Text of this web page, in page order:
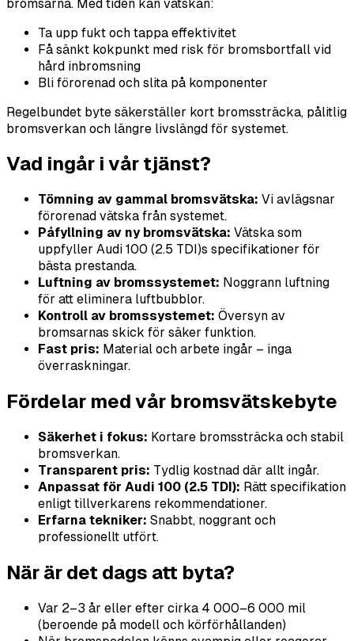
bromsarna. Med tiden kan vätskan:
Ta upp fukt och tappa effektivitet
Få sänkt kokpunkt med risk för bromsbortfall vid
hård inbromsning
Bli förorenad och slita på komponenter
Regelbundet byte säkerställer kort bromssträcka, pålitlig
bromsverkan och längre livslängd för systemet.
Vad ingår i vår tjänst?
Tömning av gammal bromsvätska: Vi avlägsnar
förorenad vätska från systemet.
Påfyllning av ny bromsvätska: Vätska som
uppfyller Audi 100 (2.5 TDI)s specifikationer för
bästa prestanda.
Luftning av bromssystemet: Noggrann luftning
för att eliminera luftbubblor.
Kontroll av bromssystemet: Översyn av
bromsarnas skick för säker funktion.
Fast pris: Material och arbete ingår – inga
överraskningar.
Fördelar med vår bromsvätskebyte
Säkerhet i fokus: Kortare bromssträcka och stabil
bromsverkan.
Transparent pris: Tydlig kostnad där allt ingår.
Anpassat för Audi 100 (2.5 TDI): Rätt specifikation
enligt tillverkarens rekommendationer.
Erfarna tekniker: Snabbt, noggrant och
professionellt utfört.
När är det dags att byta?
Var 2–3 år eller efter cirka 4 000–6 000 mil
(beroende på modell och körförhållanden)